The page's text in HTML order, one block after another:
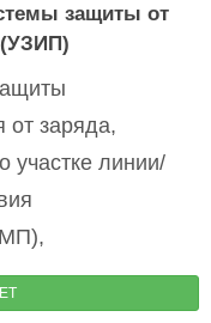
защиты от
(УЗИП)
от заряда,
участке линии/
мощной